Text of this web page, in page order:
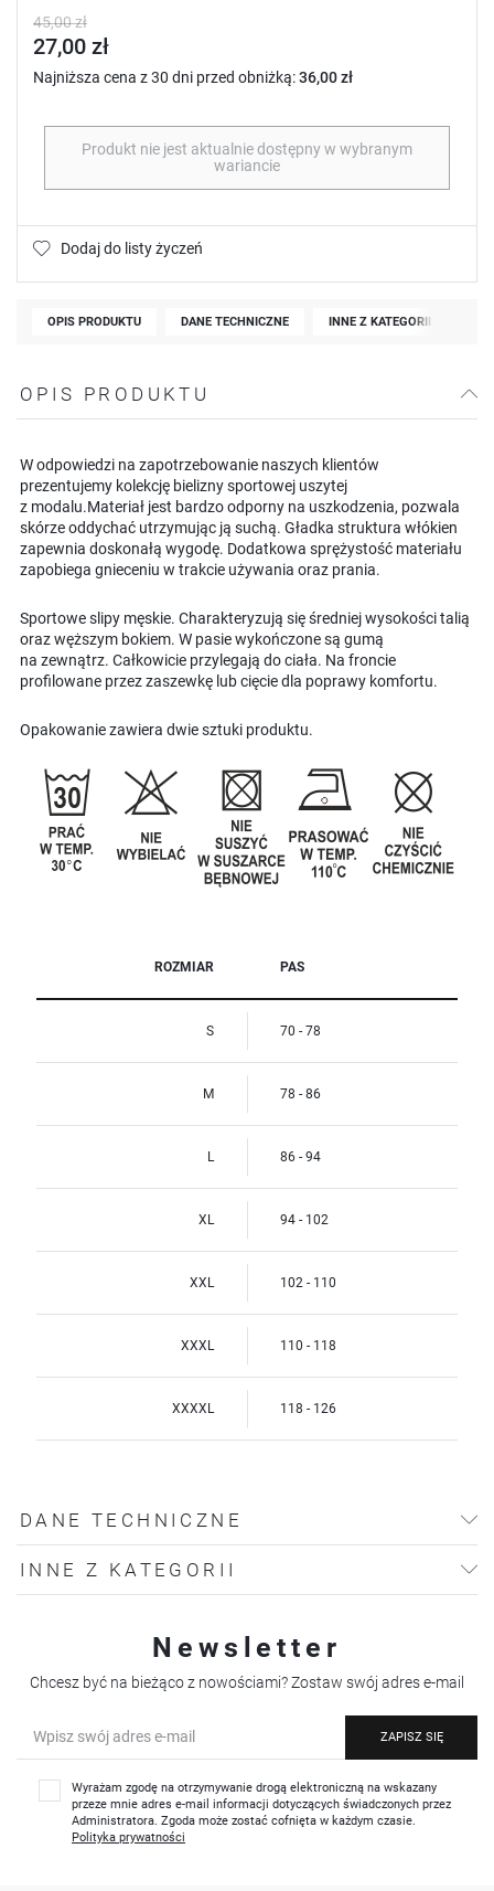
45,00 zł
27,00 zł
Najniższa cena z 30 dni przed obniżką:36,00 zł
Produkt nie jest aktualnie dostępny w wybranym
wariancie
Dodaj do listy życzeń
OPIS PRODUKTU DANE TECHNICZNE INNE Z KATEGORII
OPIS PRODUKTU
W odpowiedzi na zapotrzebowanie naszych klientów
prezentujemy kolekcję bielizny sportowej uszytej
z modalu.Materiał jest bardzo odporny na uszkodzenia, pozwala
skórze oddychać utrzymując ją suchą. Gładka struktura włókien
zapewnia doskonałą wygodę. Dodatkowa sprężystość materiału
zapobiega gnieceniu w trakcie używania oraz prania.
Sportowe slipy męskie. Charakteryzują się średniej wysokości talią
oraz węższym bokiem. W pasie wykończone są gumą
na zewnątrz. Całkowicie przylegają do ciała. Na froncie
profilowane przez zaszewkę lub cięcie dla poprawy komfortu.
Opakowanie zawiera dwie sztuki produktu.
ROZMIAR PAS
S 70 - 78
M 78 - 86
L 86 - 94
XL 94 - 102
XXL 102 - 110
XXXL 110 - 118
XXXXL 118 - 126
DANE TECHNICZNE
INNE Z KATEGORII
Newsletter
Chcesz być na bieżąco z nowościami? Zostaw swój adres e-mail
ZAPISZ SIĘ
Wyrażam zgodę na otrzymywanie drogą elektroniczną na wskazany
przeze mnie adres e-mail informacji dotyczących świadczonych przez
Administratora. Zgoda może zostać cofnięta w każdym czasie.
Polityka prywatności